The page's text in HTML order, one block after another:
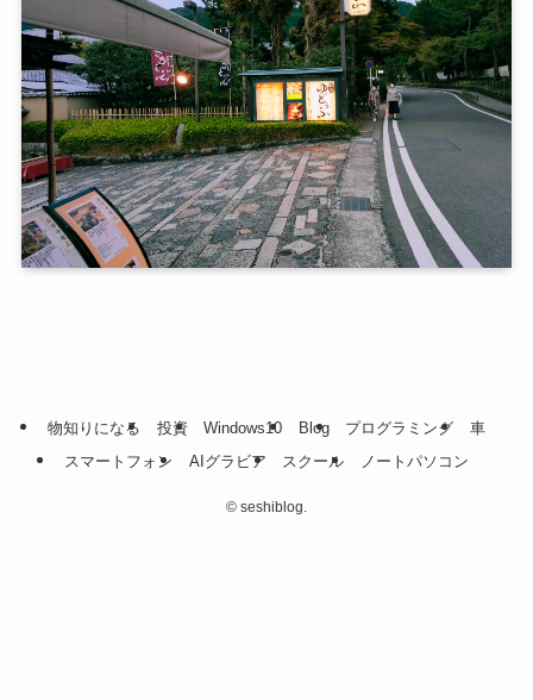
物知りになる 投資 Windows10 Blog プログラミング
車
スマートフォン
AIグラビア スクール ノートパソコン
© seshiblog.